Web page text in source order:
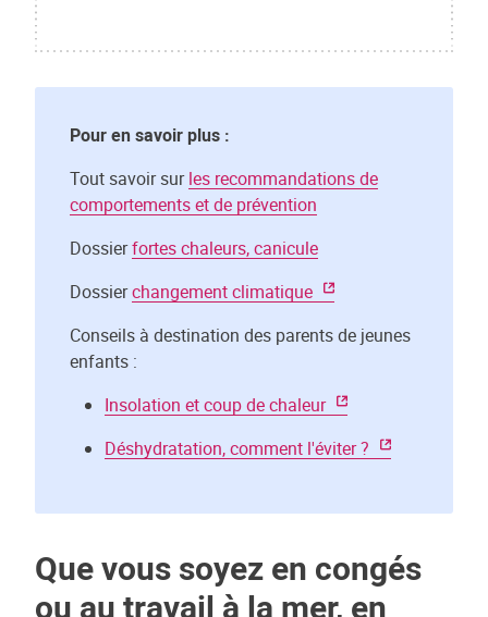
Pour en savoir plus :
Tout savoir surles recommandations de
comportements et de prévention
Dossierfortes chaleurs, canicule
Dossierchangement climatique
Conseils à destination des parents de jeunes
enfants :
Insolation et coup de chaleur
Déshydratation, comment l'éviter ?
Que vous soyez en congés
ou au travail à la mer, en